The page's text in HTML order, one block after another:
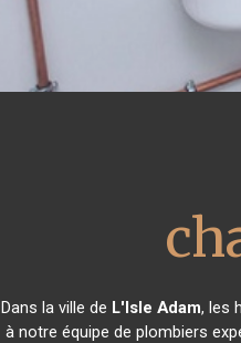
Dans la ville de L'Isle Adam, les
à notre équipe de plombiers